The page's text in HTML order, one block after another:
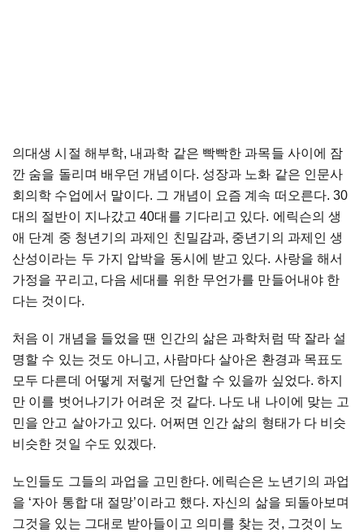
의대생 시절 해부학, 내과학 같은 빡빡한 과목들 사이에 잠
깐 숨을 돌리며 배우던 개념이다. 성장과 노화 같은 인문사
회의학 수업에서 말이다. 그 개념이 요즘 계속 떠오른다. 30
대의 절반이 지나갔고 40대를 기다리고 있다. 에릭슨의 생
애 단계 중 청년기의 과제인 친밀감과, 중년기의 과제인 생
산성이라는 두 가지 압박을 동시에 받고 있다. 사랑을 해서
가정을 꾸리고, 다음 세대를 위한 무언가를 만들어내야 한
다는 것이다.
처음 이 개념을 들었을 땐 인간의 삶은 과학처럼 딱 잘라 설
명할 수 있는 것도 아니고, 사람마다 살아온 환경과 목표도
모두 다른데 어떻게 저렇게 단언할 수 있을까 싶었다. 하지
만 이를 벗어나기가 어려운 것 같다. 나도 내 나이에 맞는 고
민을 안고 살아가고 있다. 어쩌면 인간 삶의 형태가 다 비슷
비슷한 것일 수도 있겠다.
노인들도 그들의 과업을 고민한다. 에릭슨은 노년기의 과업
을 ‘자아 통합 대 절망’이라고 했다. 자신의 삶을 되돌아보며
그것을 있는 그대로 받아들이고 의미를 찾는 것, 그것이 노